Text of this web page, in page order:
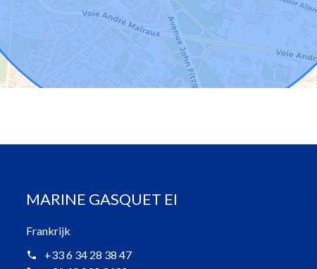
MARINE GASQUET EI
Frankrijk
+33 6 34 28 38 47